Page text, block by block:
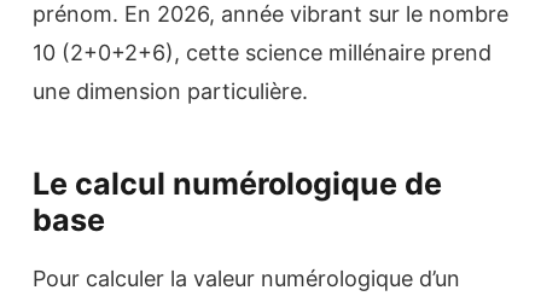
prénom. En 2026, année vibrant sur le nombre
10 (2+0+2+6), cette science millénaire prend
une dimension particulière.
Le calcul numérologique de
base
Pour calculer la valeur numérologique d’un